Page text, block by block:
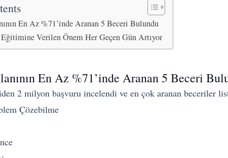
En Az %71’inde Aranan 5 Beceri Bulundu
Verilen Önem Her Geçen Gün Artıyor
En Az %71’inde Aranan 5 Beceri
2 milyon başvuru incelendi ve en çok aranan beceriler
Çözebilme